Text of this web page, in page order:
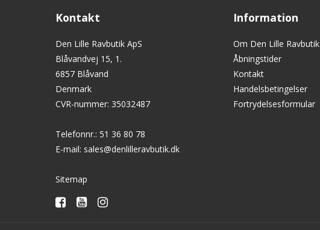
Kontakt
Den Lille Ravbutik ApS
Blåvandvej 15, 1.
6857 Blåvand
Denmark
CVR-nummer: 35032487
Telefonnr.: 51 36 80 78
E-mail: sales@denlilleravbutik.dk
Sitemap
Information
Om Den Lille Ravbutik
Åbningstider
Kontakt
Handelsbetingelser
Fortrydelsesformular